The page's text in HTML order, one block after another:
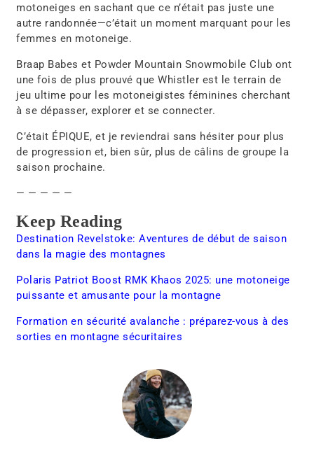
motoneiges en sachant que ce n’était pas juste une
autre randonnée—c’était un moment marquant pour les
femmes en motoneige.
Braap Babes et Powder Mountain Snowmobile Club ont
une fois de plus prouvé que Whistler est le terrain de
jeu ultime pour les motoneigistes féminines cherchant
à se dépasser, explorer et se connecter.
C’était ÉPIQUE, et je reviendrai sans hésiter pour plus
de progression et, bien sûr, plus de câlins de groupe la
saison prochaine.
— — — — —
Keep Reading
Destination Revelstoke: Aventures de début de saison
dans la magie des montagnes
Polaris Patriot Boost RMK Khaos 2025: une motoneige
puissante et amusante pour la montagne
Formation en sécurité avalanche : préparez-vous à des
sorties en montagne sécuritaires